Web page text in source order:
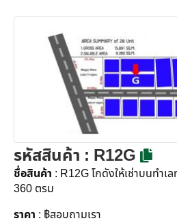
รหัสสินค้า : R12G
ชื่อสินค้า : R12G โกดังให้เช่าบนทำ
360 ตรม
ราคา : ฿สอบถามเรา